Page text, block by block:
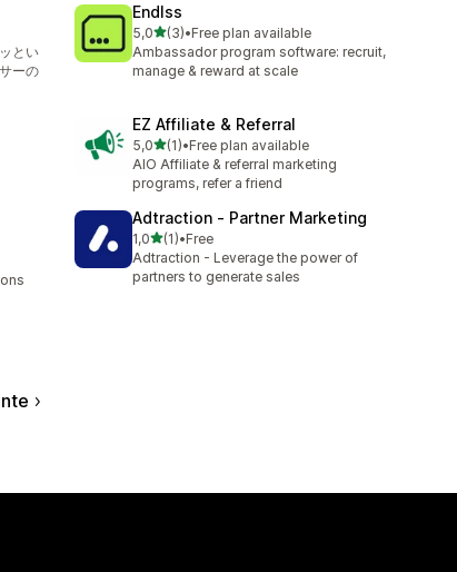
とい
ーの
Endlss
5,0de 5 estrelas
(3)
3 total de avaliações
•Free plan available
Ambassador program software: recruit,
manage & reward at scale
EZ Affiliate & Referral
5,0de 5 estrelas
(1)
1 total de avaliações
•Free plan available
AIO Affiliate & referral marketing
programs, refer a friend
Adtraction ‑ Partner Marketing
1,0de 5 estrelas
(1)
1 total de avaliações
•Free
Adtraction - Leverage the power of
partners to generate sales